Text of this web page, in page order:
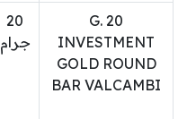
20 G.
INVESTMENT
GOLD ROUND
BAR VALCAMBI
20
جرام